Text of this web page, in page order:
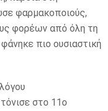
φαρμακοποιούς,
φορέων από όλη τη
πιο ουσιαστική
τόνισε στο 11ο